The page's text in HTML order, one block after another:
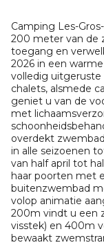
Camping Les-
200 meter van de
toegang en
2026 in een
volledig
chalets, alsmede
geniet u van de
met
overdekt
in alle seizoenen
van half april tot
haar poorten met
buitenzwembad
volop animatie
200m vindt u een
visstek) en 400m
bewaakt